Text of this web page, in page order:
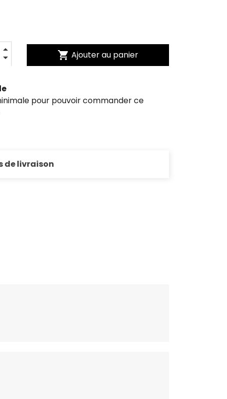
shopping_cart Ajouter au panier
pour pouvoir commander ce
de livraison